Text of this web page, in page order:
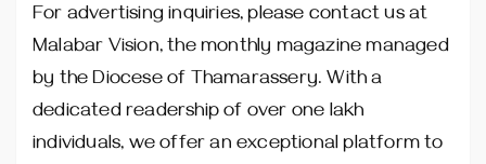
For advertising inquiries, please contact us at
Malabar Vision, the monthly magazine managed
by the Diocese of Thamarassery. With a
dedicated readership of over one lakh
individuals, we offer an exceptional platform to